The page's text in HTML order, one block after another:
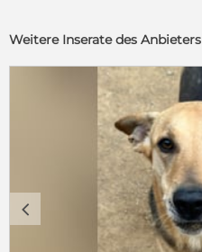
Weitere Inserate des Anbieters
c